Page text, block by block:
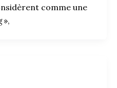
comme une
»,